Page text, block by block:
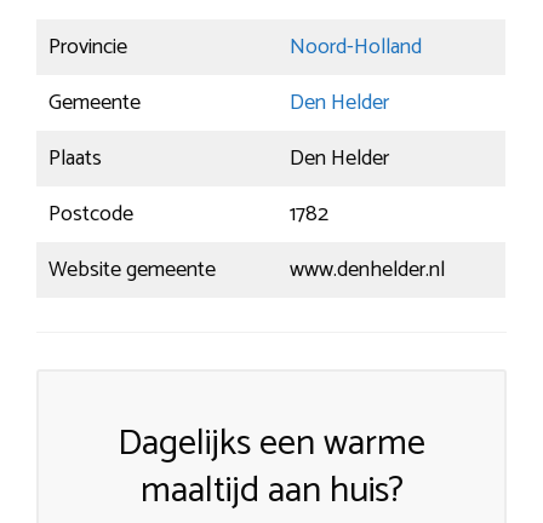
Provincie
Noord-Holland
Gemeente
Den Helder
Plaats
Den Helder
Postcode
1782
Website gemeente
www.denhelder.nl
Dagelijks een warme
maaltijd aan huis?